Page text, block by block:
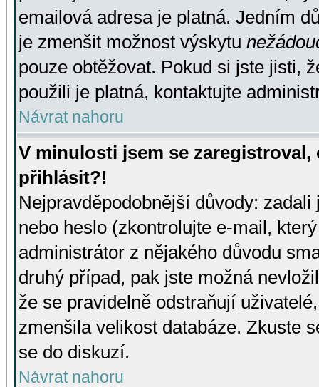
emailová adresa je platná. Jedním
je zmenšit možnost výskytu
pouze obtěžovat. Pokud si jste jisti,
použili je platná, kontaktujte
Návrat nahoru
V minulosti jsem se
přihlásit?!
Nejpravděpodobnější důvody:
nebo heslo (zkontrolujte e-mail,
administrátor z nějakého důvodu
druhý případ, pak jste možná
že se pravidelně odstraňují
zmenšila velikost databáze. Zkuste
se do diskuzí.
Návrat nahoru